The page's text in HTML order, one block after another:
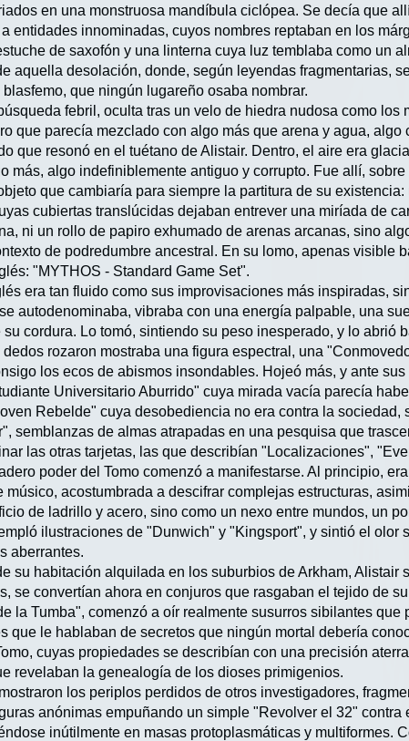
en una monstruosa mandíbula ciclópea. Se decía que
entidades innominadas, cuyos nombres reptaban en los
de saxofón y una linterna cuya luz temblaba como un
aquella desolación, donde, según leyendas fragmentarias,
que ningún lugareño osaba nombrar.
febril, oculta tras un velo de hiedra nudosa como los
que parecía mezclado con algo más que arena y agua,
que resonó en el tuétano de Alistair. Dentro, el aire era
más, algo indefiniblemente antiguo y corrupto. Fue allí,
que cambiaría para siempre la partitura de su
cubiertas translúcidas dejaban entrever una miríada de
ni un rollo de papiro exhumado de arenas arcanas, sino
de podredumbre ancestral. En su lomo, apenas visible
"MYTHOS - Standard Game Set".
era tan fluido como sus improvisaciones más inspiradas,
autodenominaba, vibraba con una energía palpable, una
cordura. Lo tomó, sintiendo su peso inesperado, y lo abrió
rozaron mostraba una figura espectral, una
los ecos de abismos insondables. Hojeó más, y ante
Universitario Aburrido" cuya mirada vacía parecía
Rebelde" cuya desobediencia no era contra la sociedad,
semblanzas de almas atrapadas en una pesquisa que
las otras tarjetas, las que describían "Localizaciones",
poder del Tomo comenzó a manifestarse. Al principio,
músico, acostumbrada a descifrar complejas estructuras,
de ladrillo y acero, sino como un nexo entre mundos, un
ilustraciones de "Dunwich" y "Kingsport", y sintió el olor
aberrantes.
su habitación alquilada en los suburbios de Arkham, Alistair
se convertían ahora en conjuros que rasgaban el tejido de
la Tumba", comenzó a oír realmente susurros sibilantes
que le hablaban de secretos que ningún mortal debería
cuyas propiedades se describían con una precisión
revelaban la genealogía de los dioses primigenios.
los periplos perdidos de otros investigadores,
anónimas empuñando un simple "Revolver el 32" contra
inútilmente en masas protoplasmáticas y multiformes.